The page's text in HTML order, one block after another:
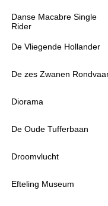
Danse Macabre Single
Rider
De Vliegende Hollander
De zes Zwanen
Diorama
De Oude Tufferbaan
Droomvlucht
Efteling Museum